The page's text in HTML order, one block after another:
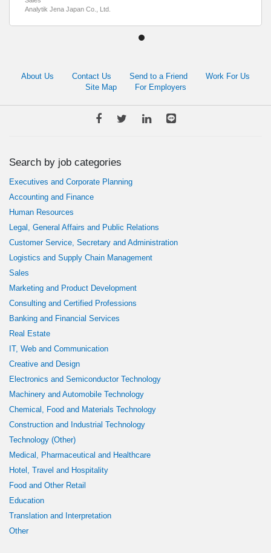
Analytik Jena Japan Co., Ltd.
About Us Contact Us Send to a Friend
Work For Us
Site Map
For Employers
Search by job categories
Executives and Corporate Planning
Accounting and Finance
Human Resources
Legal, General Affairs and Public Relations
Customer Service, Secretary and Administration
Logistics and Supply Chain Management
Sales
Marketing and Product Development
Consulting and Certified Professions
Banking and Financial Services
Real Estate
IT, Web and Communication
Creative and Design
Electronics and Semiconductor Technology
Machinery and Automobile Technology
Chemical, Food and Materials Technology
Construction and Industrial Technology
Technology (Other)
Medical, Pharmaceutical and Healthcare
Hotel, Travel and Hospitality
Food and Other Retail
Education
Translation and Interpretation
Other